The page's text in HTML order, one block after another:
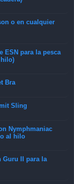
o en cualquier
ESN para la pesca
Bra
Sling
Nymphmaniac
o al hilo
Guru II para la